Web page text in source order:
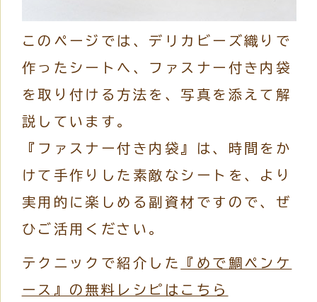
このページでは、デリカビーズ織りで
作ったシートへ、ファスナー付き内袋
を取り付ける方法を、写真を添えて解
説しています。
『ファスナー付き内袋』は、時間をか
けて手作りした素敵なシートを、より
実用的に楽しめる副資材ですので、ぜ
ひご活用ください。
テクニックで紹介した
『めで鯛ペンケ
ース』の無料レシピはこちら